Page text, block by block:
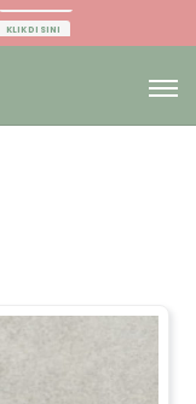
KLIK DI SINI
KLIK DI SINI